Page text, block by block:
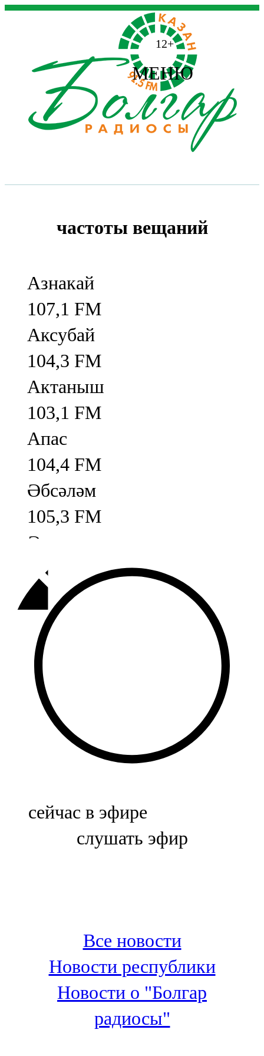
12+
МЕНЮ
частоты вещаний
Азнакай
107,1 FM
Аксубай
104,3 FM
Актаныш
103,1 FM
Апас
104,4 FM
Әбсәләм
105,3 FM
Әлмәт
92,9 FM
Базарлы матак
107,1 FM
Балык бистәсе
104,9 FM
Баулы
107,5 FM
Биләр
Болгар
100,3 FM
Зәй
106,6 FM
Кадыбаш
105,2 FM
сейчас в эфире
слушать эфир
Все новости
Новости республики
Новости о "Болгар
радиосы"